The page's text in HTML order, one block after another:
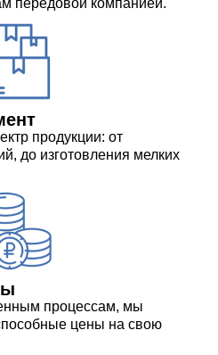
передовой компанией.
продукции: от
до изготовления мелких
процессам, мы
цены на свою